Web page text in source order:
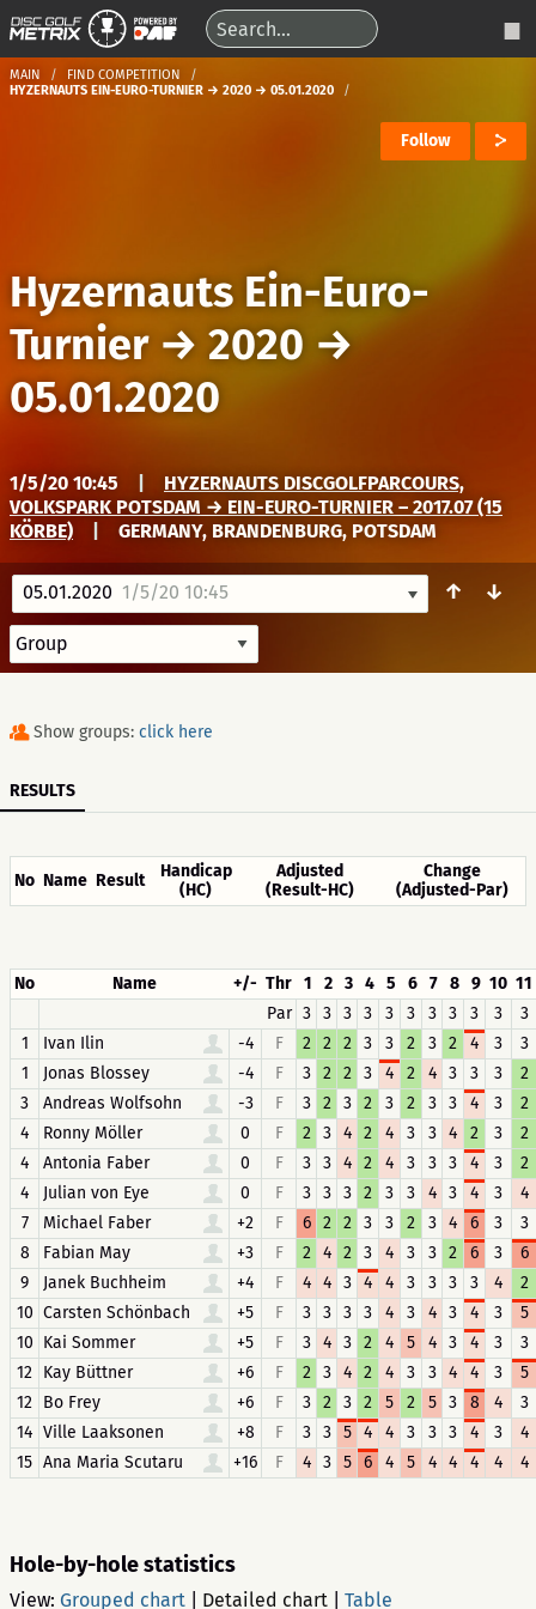
MAIN
FIND COMPETITION
HYZERNAUTS EIN-EURO-TURNIER → 2020 → 05.01.2020
Follow
Hyzernauts Ein-Euro-
Turnier→ 2020 →
05.01.2020
1/5/20 10:45
HYZERNAUTS DISCGOLFPARCOURS,
VOLKSPARK POTSDAM → EIN-EURO-TURNIER – 2017.07 (15
KÖRBE)
GERMANY, BRANDENBURG, POTSDAM
05.01.2020 1/5/20 10:45 ↑ ↓
Show groups: click here
RESULTS
No Name Result
Handicap
(HC)
Adjusted
(Result-HC)
Change
(Adjusted-Par)
No Name +/- Thr 1 2 3 4 5 6 7 8 9 10 11
Par 3 3 3 3 3 3 3 3 3 3
3
1
Ivan Ilin -4 F 2 2 2 3 3 2 3 2 4 3
3
1
Jonas Blossey -4 F 3 2 2 3 4 2 4 3 3 3
2
3
Andreas Wolfsohn -3 F 3 2 3 2 3 2 3 3 4 3
2
4
Ronny Möller 0 F 2 3 4 2 4 3 3 4 2 3
2
4
Antonia Faber 0 F 3 3 4 2 4 3 3 3 4 3
2
4
Julian von Eye 0 F 3 3 3 2 3 3 4 3 4 3
4
7
Michael Faber +2 F 6 2 2 3 3 2 3 4 6 3
3
8
Fabian May +3 F 2 4 2 3 4 3 3 2 6 3
6
9
Janek Buchheim +4 F 4 4 3 4 4 3 3 3 3 4
2
10 Carsten Schönbach +5 F 3 3 3 3 4 3 4 3 4 3
5
10 Kai Sommer +5 F 3 4 3 2 4 5 4 3 4 3
3
12 Kay Büttner +6 F 2 3 4 2 4 3 3 4 4 3
5
12 Bo Frey +6 F 3 2 3 2 5 2 5 3 8 4
3
14 Ville Laaksonen +8 F 3 3 5 4 4 3 3 3 4 3
4
15 Ana Maria Scutaru +16 F 4 3 5 6 4 5 4 4 4 4 4
Hole-by-hole statistics
View: Grouped chart Detailed chart Table